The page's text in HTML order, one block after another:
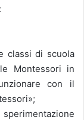
classi di scuola
Montessori in
con il